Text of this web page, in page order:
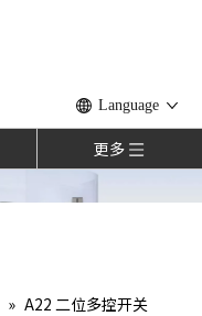
Language
更多
» A22 二位多控开关